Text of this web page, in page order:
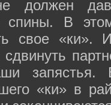
не должен
спины. В
свое «ки».
запястья.
«ки» в